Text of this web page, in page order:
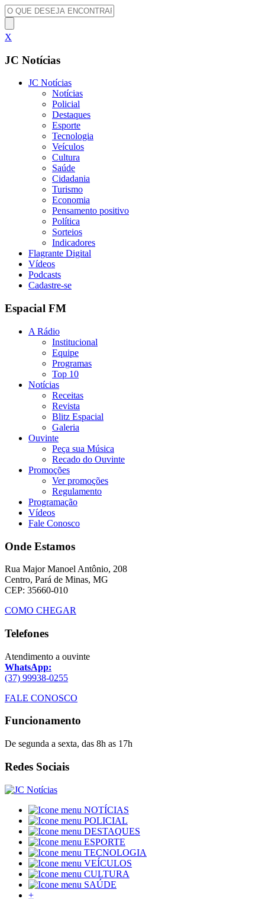
X
JC Notícias
JC Notícias
Notícias
Policial
Destaques
Esporte
Tecnologia
Veículos
Cultura
Saúde
Cidadania
Turismo
Economia
Pensamento positivo
Política
Sorteios
Indicadores
Flagrante Digital
Vídeos
Podcasts
Cadastre-se
Espacial FM
A Rádio
Institucional
Equipe
Programas
Top 10
Notícias
Receitas
Revista
Blitz Espacial
Galeria
Ouvinte
Peça sua Música
Recado do Ouvinte
Promoções
Ver promoções
Regulamento
Programação
Vídeos
Fale Conosco
Onde Estamos
Rua Major Manoel Antônio, 208
Centro, Pará de Minas, MG
CEP: 35660-010
COMO CHEGAR
Telefones
Atendimento a ouvinte
WhatsApp:
(37) 99938-0255
FALE CONOSCO
Funcionamento
De segunda a sexta, das 8h as 17h
Redes Sociais
NOTÍCIAS
POLICIAL
DESTAQUES
ESPORTE
TECNOLOGIA
VEÍCULOS
CULTURA
SAÚDE
+